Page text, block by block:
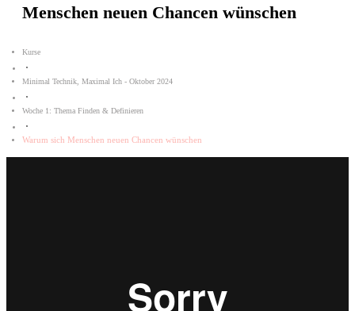
Menschen neuen Chancen wünschen
Kurse
Minimal Technik, Maximal Ich - Oktober 2024
Woche 1: Thema Finden & Definieren
Warum sich Menschen neuen Chancen wünschen